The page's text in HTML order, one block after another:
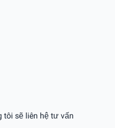
tôi sẽ liên hệ tư vấn